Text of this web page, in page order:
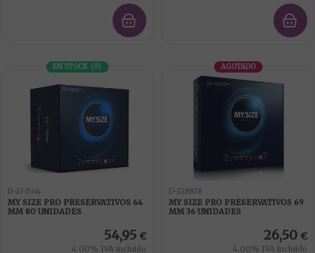
EN STOCK (9)
D-233564
MY SIZE PRO PRESERVATIVOS 64
MM 80 UNIDADES
54,95 €
4.00% IVA incluido
AGOTADO
D-228878
MY SIZE PRO PRESERVATIVOS 69
MM 36 UNIDADES
26,50 €
4.00% IVA incluido